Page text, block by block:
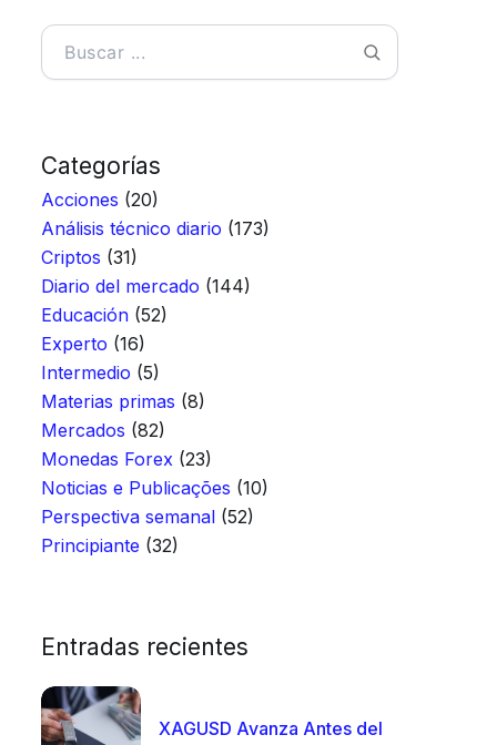
Categorías
Acciones (20)
Análisis técnico diario (173)
Criptos (31)
Diario del mercado (144)
Educación (52)
Experto (16)
Intermedio (5)
Materias primas (8)
Mercados (82)
Monedas Forex (23)
Noticias e Publicações (10)
Perspectiva semanal (52)
Principiante (32)
Entradas recientes
XAGUSD Avanza Antes del